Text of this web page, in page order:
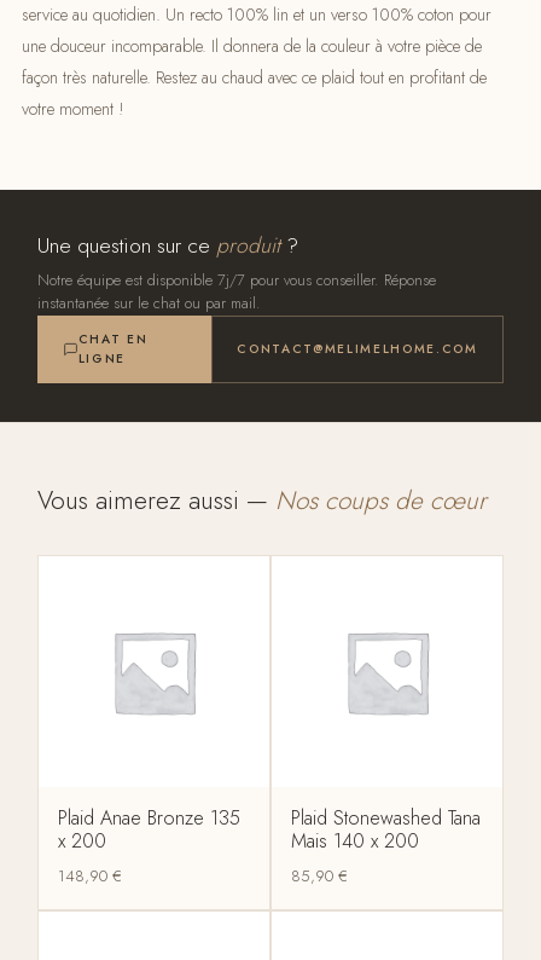
service au quotidien. Un recto 100% lin et un verso 100% coton pour
une douceur incomparable. Il donnera de la couleur à votre pièce de
façon très naturelle. Restez au chaud avec ce plaid tout en profitant de
votre moment !
Une question sur ce produit?
Notre équipe est disponible 7j/7 pour vous conseiller. Réponse
instantanée sur le chat ou par mail.
CHAT EN
LIGNE
CONTACT@MELIMELHOME.COM
Vous aimerez aussi — Nos coups de cœur
Plaid Anae Bronze 135
x 200
148,90€
Plaid Stonewashed Tana
Mais 140 x 200
85,90 €